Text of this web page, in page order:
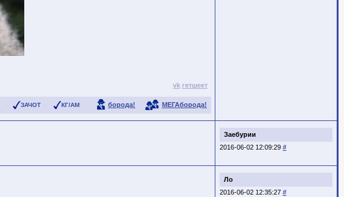
vk гетшеет
ЗАЧОТ КГ/АМ борода! МЕГАборода!
Заебурии
2016-06-02 12:09:29 #
Ло
2016-06-02 12:35:27 #